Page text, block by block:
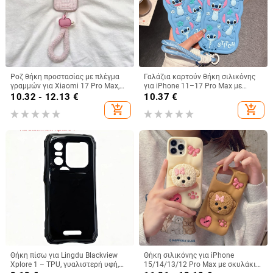
Ροζ θήκη προστασίας με πλέγμα
γραμμών για Xiaomi 17 Pro Max,
15 Pro και Redmi Note 14/Note 15
10.32 - 12.13 €
add_shopping_cart
Γαλάζια καρτούν θήκη σιλικόνης
για iPhone 11–17 Pro Max με
καμπύλες άκρες και προστασία
10.37 €
add_shopping_cart
Θήκη πίσω για Lingdu Blackview
Xplore 1 – TPU, γυαλιστερή υφή,
Θήκη σιλικόνης για iPhone
15/14/13/12 Pro Max με σκυλάκι